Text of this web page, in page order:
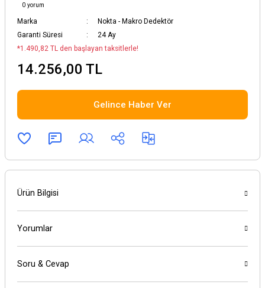
0 yorum
Marka
Nokta - Makro Dedektör
Garanti Süresi
24 Ay
*1.490,82 TL den başlayan taksitlerle!
14.256,00 TL
Gelince Haber Ver
Ürün Bilgisi
Yorumlar
Soru & Cevap